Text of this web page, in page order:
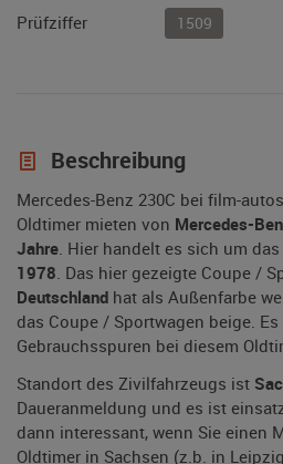
Prüfziffer
1509
Beschreibung
Mercedes-Benz 230C bei film-
Oldtimer mieten von Mercedes-
Jahre. Hier handelt es sich um
1978. Das hier gezeigte Coupe /
Deutschland hat als Außenfarbe
das Coupe / Sportwagen beige.
Gebrauchsspuren bei diesem
Standort des Zivilfahrzeugs ist
Daueranmeldung und es ist
dann interessant, wenn Sie einen
Oldtimer in Sachsen (z.b. in